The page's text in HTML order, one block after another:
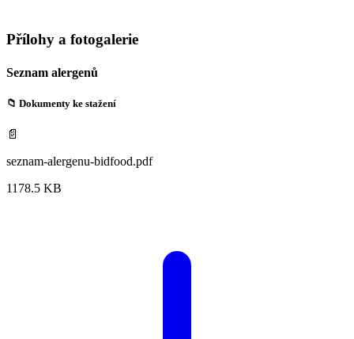
Přílohy a fotogalerie
Seznam alergenů
📁 Dokumenty ke stažení
📄
seznam-alergenu-bidfood.pdf
1178.5 KB